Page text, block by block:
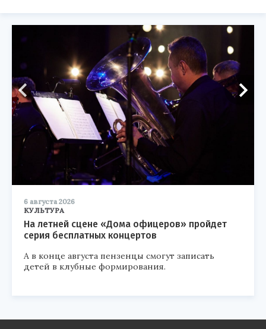
6 августа 2026
КУЛЬТУРА
На летней сцене «Дома офицеров» пройдет
серия бесплатных концертов
А в конце августа пензенцы смогут записать
детей в клубные формирования.